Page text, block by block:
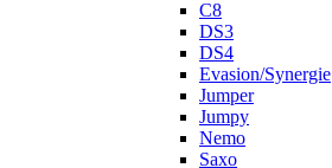
C8
DS3
DS4
Evasion/Synergie
Jumper
Jumpy
Nemo
Saxo